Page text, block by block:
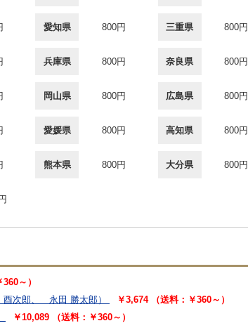
愛知県 800円 三重県 800円
兵庫県 800円 奈良県 800円
岡山県 800円 広島県 800円
愛媛県 800円 高知県 800円
熊本県 800円 大分県 800円
～）
酉次郎、 永田 勝太郎）
￥3,674 （送料：￥360～）
￥10,089 （送料：￥360～）